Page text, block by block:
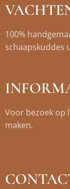
100%
schaapskuddes
Voor bezoek op
maken.